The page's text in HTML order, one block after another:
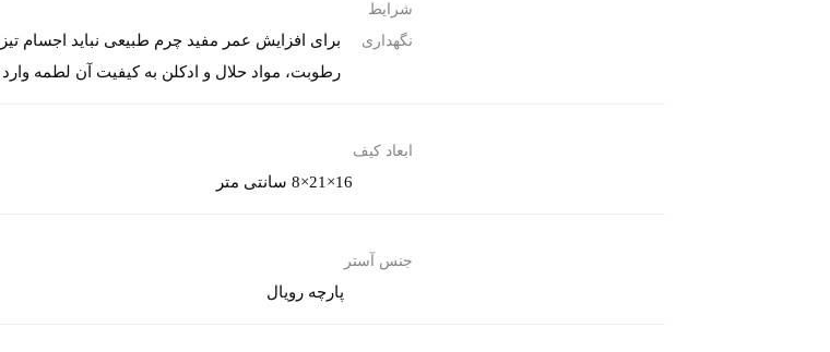
شرایط
نگهداری
برای افزایش عمر مفید چرم طبیعی نباید اجسام
رطوبت، مواد حلال و ادکلن به کیفیت آن لطمه
ابعاد کیف
16×21×8 سانتی متر
جنس آستر
پارچه رویال